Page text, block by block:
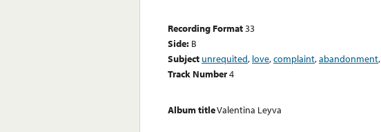
Recording Format33
Side: B
Subject unrequited, love,complaint,abandonment,
Track Number4
Album titleValentina Leyva